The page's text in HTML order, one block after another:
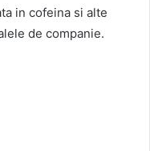
in cofeina si alte
de companie.